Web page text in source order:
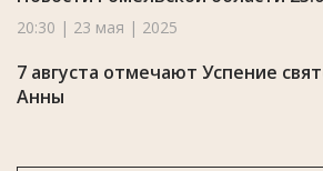
20:30 | 23 мая | 2025
7 августа отмечают Успение
Анны